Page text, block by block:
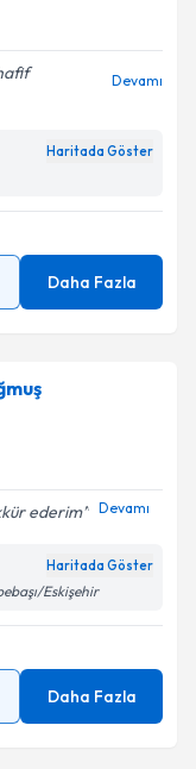
Devamı
Haritada Göster
Daha Fazla
ederim Devamı
Haritada Göster
Eskişehir
Daha Fazla